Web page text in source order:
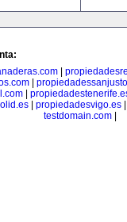
|
|
|
propiedadesvigo.es
testdomain.com